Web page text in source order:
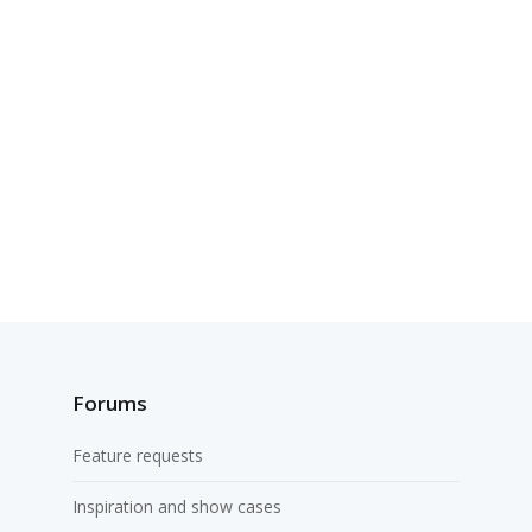
Forums
Feature requests
Inspiration and show cases